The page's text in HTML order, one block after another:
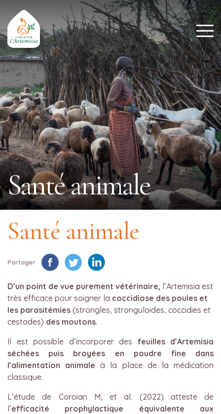
Santé animale
Santé animale
Partager
D’un point de vue purement vétérinaire, l’Artemisia est
très efficace pour soigner la coccidiose des poules et
les parasitémies (strongles, stronguloides, coccidies et
cestodes) des moutons.
Il est possible d’incorporer des feuilles d’Artemisia
séchées puis broyées en poudre fine dans
l’alimentation animale à la place de la médication
classique.
L’étude de Coroian M, et al. (2022) atteste de
l’efficacité prophylactique équivalente aux